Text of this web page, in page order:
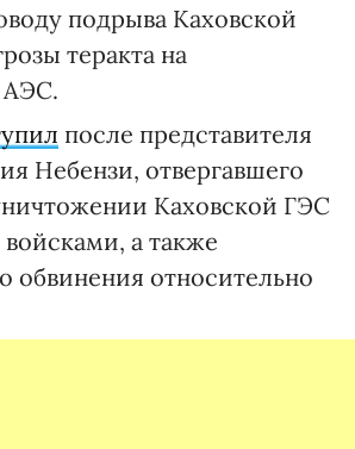
подрыва Каховской
теракта на
АЭС.
после представителя
Небензи, отвергавшего
Каховской ГЭС
а также
обвинения относительно